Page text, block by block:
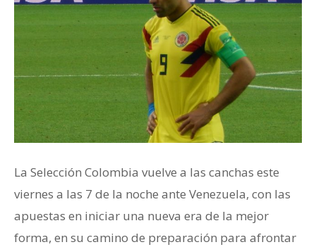
La Selección Colombia vuelve a las canchas este
viernes a las 7 de la noche ante Venezuela, con las
apuestas en iniciar una nueva era de la mejor
forma, en su camino de preparación para afrontar